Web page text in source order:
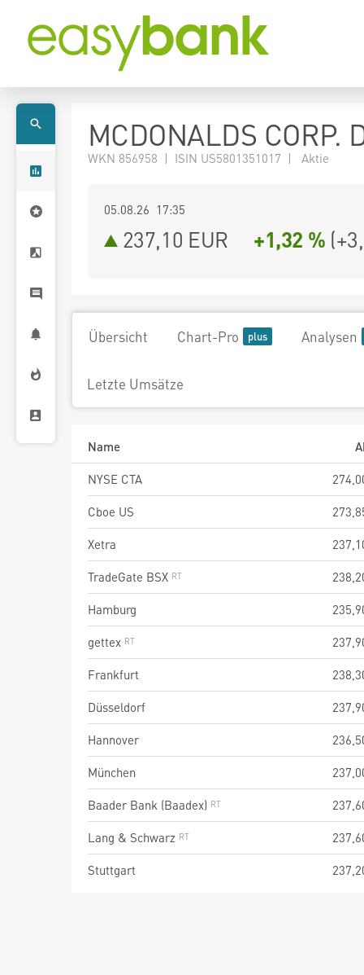
MCDONALDS CORP.
WKN 856958 | ISIN US5801351017 | Aktie
05.08.26 17:35
237,10 EUR +1,32 % (
Übersicht Chart-Pro Analysen
Letzte Umsätze
Name
NYSE CTA
Cboe US
Xetra
TradeGate BSX
Hamburg
gettex
Frankfurt
Düsseldorf
Hannover
München
Baader Bank (Baadex)
Lang & Schwarz
Stuttgart